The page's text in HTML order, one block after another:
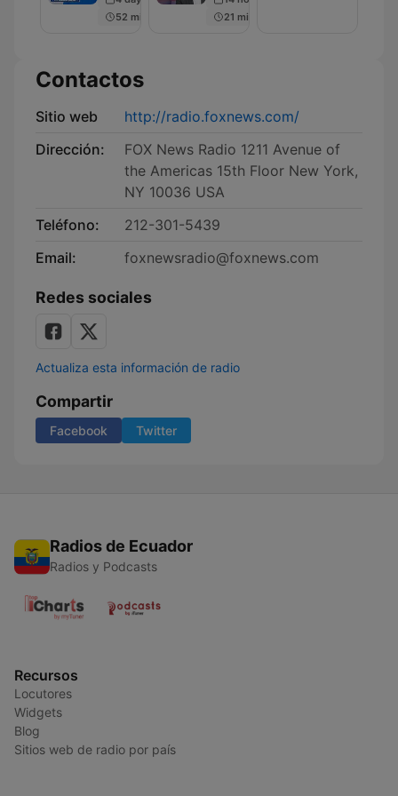
52 min
21 min
Contactos
Sitio web
http://radio.foxnews.com/
Dirección:
FOX News Radio 1211 Avenue of
the Americas 15th Floor New York,
NY 10036 USA
Teléfono:
212-301-5439
Email:
foxnewsradio@foxnews.com
Redes sociales
Actualiza esta información de radio
Compartir
Facebook Twitter
Radios de Ecuador
Radios y Podcasts
Recursos
Locutores
Widgets
Blog
Sitios web de radio por país